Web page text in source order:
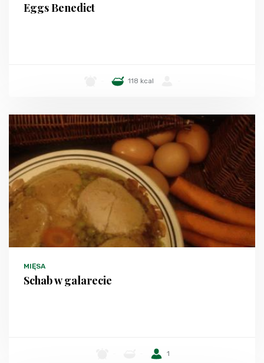
Eggs Benedict
118 kcal
MIĘSA
Schab w galarecie
1